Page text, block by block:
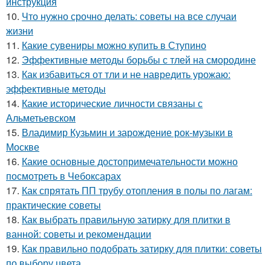
10. Что нужно срочно делать: советы на все случаи
жизни
11. Какие сувениры можно купить в Ступино
12. Эффективные методы борьбы с тлей на смородине
13. Как избавиться от тли и не навредить урожаю:
эффективные методы
14. Какие исторические личности связаны с
Альметьевском
15. Владимир Кузьмин и зарождение рок-музыки в
Москве
16. Какие основные достопримечательности можно
посмотреть в Чебоксарах
17. Как спрятать ПП трубу отопления в полы по лагам:
практические советы
18. Как выбрать правильную затирку для плитки в
ванной: советы и рекомендации
19. Как правильно подобрать затирку для плитки: советы